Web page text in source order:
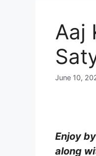
Aaj
June 10,
Enjoy
along